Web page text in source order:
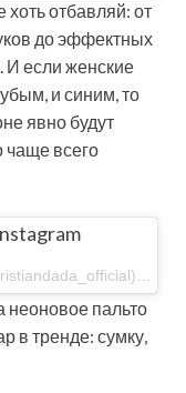
хоть отбавляй: от
до эффектных
И если женские
и синим, то
явно будут
чаще всего
неоновое пальто
в тренде: сумку,